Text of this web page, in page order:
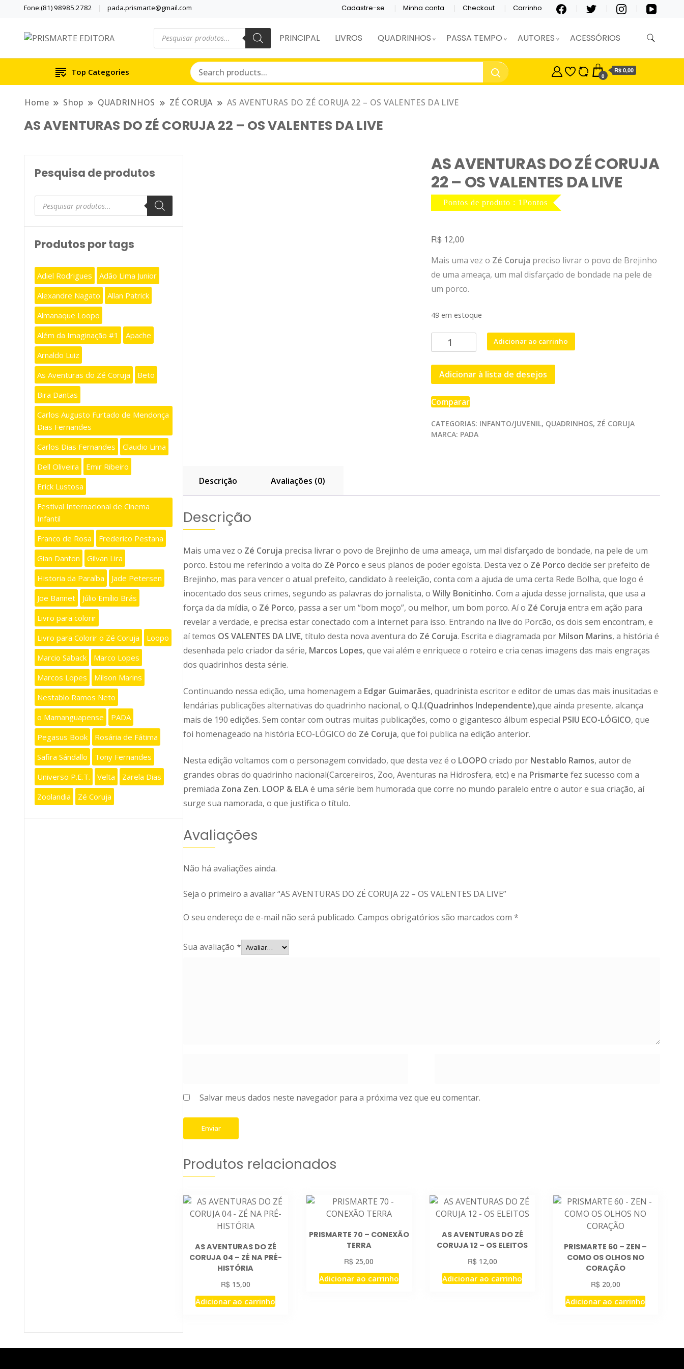
Fone:(81) 98985.2782 pada.prismarte@gmail.com Cadastre-se Minha conta Checkout Carrinho
PRISMARTE EDITORA
Se inspire com LIVROS E QUADRINHOS.
Pesquisar
produtos PRINCIPAL LIVROS QUADRINHOS PASSA TEMPO AUTORES ACESSÓRIOS
Top Categories 0
R$ 0,00
Home Shop QUADRINHOS ZÉ CORUJA AS AVENTURAS DO ZÉ CORUJA 22 – OS VALENTES DA LIVE
AS AVENTURAS DO ZÉ CORUJA 22 – OS VALENTES DA LIVE
AS AVENTURAS DO ZÉ CORUJA
22 – OS VALENTES DA LIVE
Pontos de produto : 1Pontos
R$ 12,00
Mais uma vez o Zé Coruja preciso livrar o povo de Brejinho
de uma ameaça, um mal disfarçado de bondade na pele de
um porco.
49 em estoque
AVENTURAS
DO
ZÉ
CORUJA
22
OS
VALENTES
Adicionar ao carrinho
Adicionar à lista de desejos
Comparar
CATEGORIAS: INFANTO/JUVENIL, QUADRINHOS, ZÉ CORUJA
MARCA: PADA
Descrição Avaliações (0)
Descrição
Mais uma vez o Zé Coruja precisa livrar o povo de Brejinho de uma ameaça, um mal disfarçado de bondade, na pele de um
porco. Estou me referindo a volta do Zé Porco e seus planos de poder egoísta. Desta vez o Zé Porco decide ser prefeito de
Brejinho, mas para vencer o atual prefeito, candidato à reeleição, conta com a ajuda de uma certa Rede Bolha, que logo é
inocentado dos seus crimes, segundo as palavras do jornalista, o Willy Bonitinho. Com a ajuda desse jornalista, que usa a
força da da mídia, o Zé Porco, passa a ser um “bom moço”, ou melhor, um bom porco. Aí o Zé Coruja entra em ação para
revelar a verdade, e precisa estar conectado com a internet para isso. Entrando na live do Porcão, os dois sem encontram, e
aí temos OS VALENTES DA LIVE, título desta nova aventura do Zé Coruja. Escrita e diagramada por Milson Marins, a história é
desenhada pelo criador da série, Marcos Lopes, que vai além e enriquece o roteiro e cria cenas imagens das mais engraças
dos quadrinhos desta série.
Continuando nessa edição, uma homenagem a Edgar Guimarães, quadrinista escritor e editor de umas das mais inusitadas e
lendárias publicações alternativas do quadrinho nacional, o Q.I.(Quadrinhos Independente),que ainda presente, alcança
mais de 190 edições. Sem contar com outras muitas publicações, como o gigantesco álbum especial PSIU ECO-LÓGICO, que
foi homenageado na história ECO-LÓGICO do Zé Coruja, que foi publica na edição anterior.
Nesta edição voltamos com o personagem convidado, que desta vez é o LOOPO criado por Nestablo Ramos, autor de
grandes obras do quadrinho nacional(Carcereiros, Zoo, Aventuras na Hidrosfera, etc) e na Prismarte fez sucesso com a
premiada Zona Zen. LOOP & ELAé uma série bem humorada que corre no mundo paralelo entre o autor e sua criação, aí
surge sua namorada, o que justifica o título.
Avaliações
Não há avaliações ainda.
Seja o primeiro a avaliar “AS AVENTURAS DO ZÉ CORUJA 22 – OS VALENTES DA LIVE”
O seu endereço de e-mail não será publicado. Campos obrigatórios são marcados com *
Sua avaliação *
Salvar meus dados neste navegador para a próxima vez que eu comentar.
Produtos relacionados
AS AVENTURAS DO ZÉ
CORUJA 04 – ZÉ NA PRÉ-
HISTÓRIA
R$ 15,00
Adicionar ao carrinho
PRISMARTE 70 – CONEXÃO
TERRA
R$ 25,00
Adicionar ao carrinho
AS AVENTURAS DO ZÉ
CORUJA 12 – OS ELEITOS
R$ 12,00
Adicionar ao carrinho
PRISMARTE 60 – ZEN –
COMO OS OLHOS NO
CORAÇÃO
R$ 20,00
Adicionar ao carrinho
Pesquisa de produtos
Pesquisar
produtos
Produtos por tags
Adiel Rodrigues
Adão Lima Junior
Alexandre Nagato
Allan Patrick
Almanaque Loopo
Além da Imaginação #1
Apache
Arnaldo Luiz
As Aventuras do Zé Coruja
Beto
Bira Dantas
Carlos Augusto Furtado de Mendonça
Dias Fernandes
Carlos Dias Fernandes
Claudio Lima
Dell Oliveira
Emir Ribeiro
Erick Lustosa
Festival Internacional de Cinema
Infantil
Franco de Rosa
Frederico Pestana
Gian Danton
Gilvan Lira
Historia da Paraíba
Jade Petersen
Joe Bannet
Júlio Emílio Brás
Livro para colorir
Livro para Colorir o Zé Coruja
Loopo
Marcio Saback
Marco Lopes
Marcos Lopes
Milson Marins
Nestablo Ramos Neto
o Mamanguapense
PADA
Pegasus Book
Rosária de Fátima
Safira Sándallo
Tony Fernandes
Universo P.E.T.
Velta
Zarela Dias
Zoolandia
Zé Coruja